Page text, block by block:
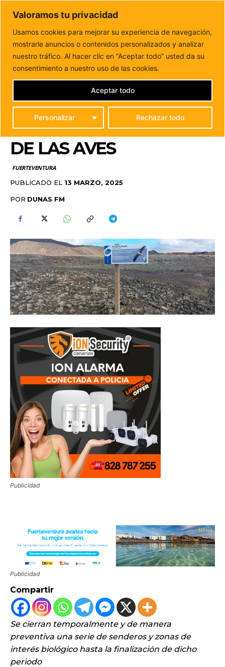
Valoramos tu privacidad
Usamos cookies para mejorar su experiencia de navegación,
mostrarle anuncios o contenidos personalizados y analizar
nuestro tráfico. Al hacer clic en “Aceptar todo” usted da su
consentimiento a nuestro uso de las cookies.
Personalizar Rechazar todo
Aceptar todo
DUNAS FM
Tu informacion de forma cercana
Inicio FUERTEVENTURA
El Cabildo acomete medidas
preventivas durante la época de reproducción y cría...
EL CABILDO ACOMETE
MEDIDAS PREVENTIVAS
DURANTE LA ÉPOCA DE
REPRODUCCIÓN Y CRÍA
DE LAS AVES
FUERTEVENTURA
PUBLICADO EL 13 MARZO, 2025
POR DUNAS FM
Publicidad
Publicidad
Compartir
Se cierran temporalmente y de manera
preventiva una serie de senderos y zonas de
interés biológico hasta la finalización de dicho
periodo